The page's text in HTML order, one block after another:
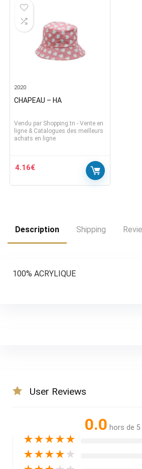
2020
CHAPEAU – HA
Vendu par Shopping.tn - Vente en
ligne & Catalogues des meilleurs
achats en ligne
4.16€
Description Shipping
100% ACRYLIQUE
User Reviews
0.0 hors de 5
★★★★★
★★★★ ★